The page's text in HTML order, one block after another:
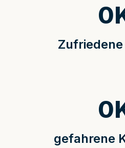
0
gefahrene
0